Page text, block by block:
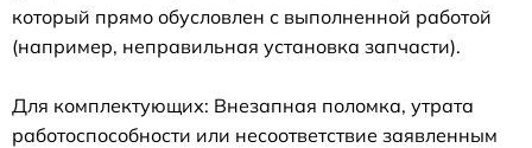
который прямо обусловлен с выполненной работой
(например, неправильная установка запчасти).
Для комплектующих: Внезапная поломка, утрата
работоспособности или несоответствие заявленным